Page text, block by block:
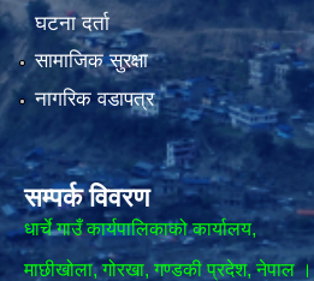
घटना दर्ता
सामाजिक सुरक्षा
नागरिक वडापत्र
सम्पर्क विवरण
धार्चे गाउँ कार्यपालिकाको कार्यालय,
माछीखोला, गोरखा, गण्डकी प्रदेश, नेपाल ।